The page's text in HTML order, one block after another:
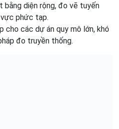
bằng diện rộng, đo vẽ tuyến
phức tạp.
cho các dự án quy mô lớn, khó
đo truyền thống.